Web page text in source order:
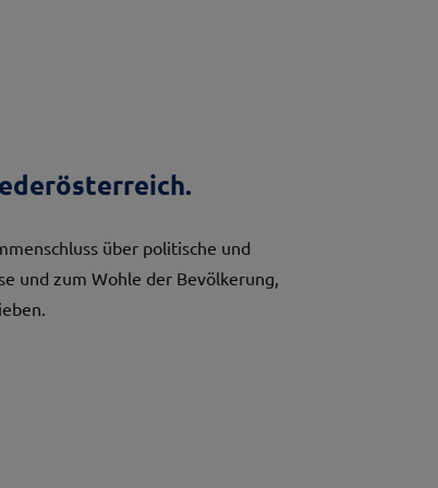
über politische und
und zum Wohle der Bevölkerung,